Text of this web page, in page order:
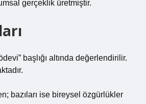
gerçeklik üretmiştir.
başlığı altında değerlendirilir.
bazıları ise bireysel özgürlükler